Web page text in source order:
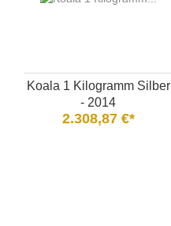
Koala 1 Kilogramm Silber
- 2014
2.308,87 €*